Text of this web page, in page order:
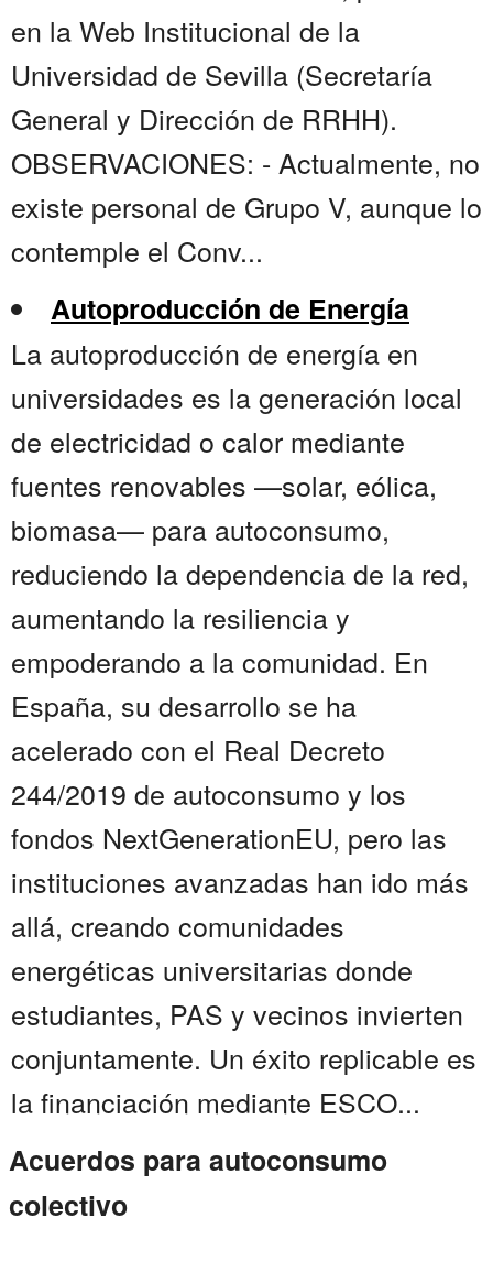
en la Web Institucional de la
Universidad de Sevilla (Secretaría
General y Dirección de RRHH).
OBSERVACIONES: - Actualmente, no
existe personal de Grupo V, aunque lo
contemple el Conv...
Autoproducción de Energía
La autoproducción de energía en
universidades es la generación local
de electricidad o calor mediante
fuentes renovables —solar, eólica,
biomasa— para autoconsumo,
reduciendo la dependencia de la red,
aumentando la resiliencia y
empoderando a la comunidad. En
España, su desarrollo se ha
acelerado con el Real Decreto
244/2019 de autoconsumo y los
fondos NextGenerationEU, pero las
instituciones avanzadas han ido más
allá, creando comunidades
energéticas universitarias donde
estudiantes, PAS y vecinos invierten
conjuntamente. Un éxito replicable es
la financiación mediante ESCO...
Acuerdos para autoconsumo
colectivo